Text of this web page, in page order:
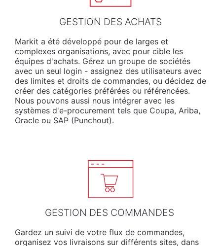
GESTION DES ACHATS
Markit a été développé pour de larges et
complexes organisations, avec pour cible les
équipes d'achats. Gérez un groupe de sociétés
avec un seul login - assignez des utilisateurs avec
des limites et droits de commandes, ou décidez de
créer des catégories préférées ou référencées.
Nous pouvons aussi nous intégrer avec les
systèmes d'e-procurement tels que Coupa, Ariba,
Oracle ou SAP (Punchout).
GESTION DES COMMANDES
Gardez un suivi de votre flux de commandes,
organisez vos livraisons sur différents sites, dans